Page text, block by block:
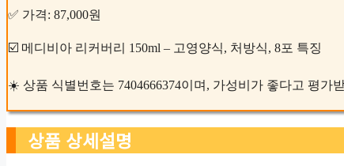
✅ 가격: 87,000원
☑️ 메디비아 리커버리 150ml – 고영양식, 처방식, 8포 특징
☀️ 상품 식별번호는 7404666374이며, 가성비가 좋다고 평가
상품 상세설명